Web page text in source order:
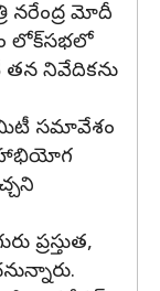
నరేంద్ర మోదీ
లోక్‌సభలో
తన నివేదికను
సమావేశం
ప్రస్తుత,